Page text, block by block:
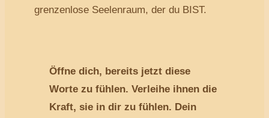
grenzenlose Seelenraum, der du BIST.
Öffne dich, bereits jetzt diese
Worte zu fühlen. Verleihe ihnen die
Kraft, sie in dir zu fühlen. Dein